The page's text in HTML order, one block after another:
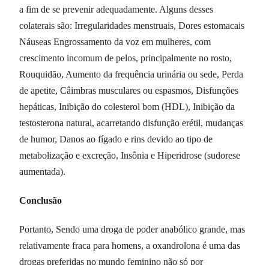
a fim de se prevenir adequadamente. Alguns desses
colaterais são: Irregularidades menstruais, Dores estomacais
Náuseas Engrossamento da voz em mulheres, com
crescimento incomum de pelos, principalmente no rosto,
Rouquidão, Aumento da frequência urinária ou sede, Perda
de apetite, Câimbras musculares ou espasmos, Disfunções
hepáticas, Inibição do colesterol bom (HDL), Inibição da
testosterona natural, acarretando disfunção erétil, mudanças
de humor, Danos ao fígado e rins devido ao tipo de
metabolização e excreção, Insônia e Hiperidrose (sudorese
aumentada).
Conclusão
Portanto, Sendo uma droga de poder anabólico grande, mas
relativamente fraca para homens, a oxandrolona é uma das
drogas preferidas no mundo feminino não só por